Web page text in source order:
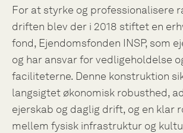
For at styrke og professionalisere
driften blev der i 2018 stiftet en
fond, Ejendomsfonden INSP, som
og har ansvar for vedligeholdelse
faciliteterne. Denne konstruktion
langsigtet økonomisk robusthed,
ejerskab og daglig drift, og en klar
mellem fysisk infrastruktur og